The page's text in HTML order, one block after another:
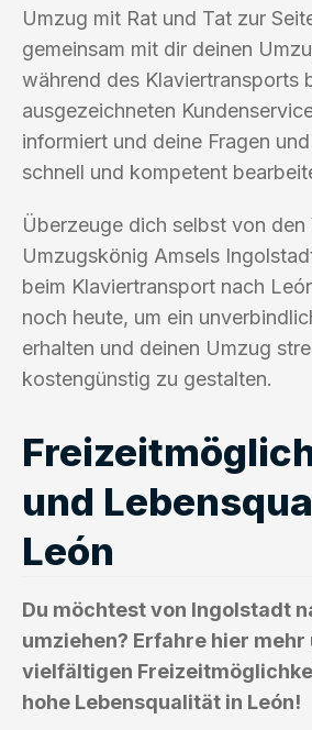
Umzug mit Rat und Tat zur
gemeinsam mit dir deinen
während des Klaviertransports
ausgezeichneten
informiert und deine Fragen
schnell und kompetent
Überzeuge dich selbst von den
Umzugskönig Amsels
beim Klaviertransport nach
noch heute, um ein
erhalten und deinen Umzug
kostengünstig zu gestalten.
und
León
Du möchtest von Ingolstadt
umziehen? Erfahre hier mehr
vielfältigen
hohe Lebensqualität in León!